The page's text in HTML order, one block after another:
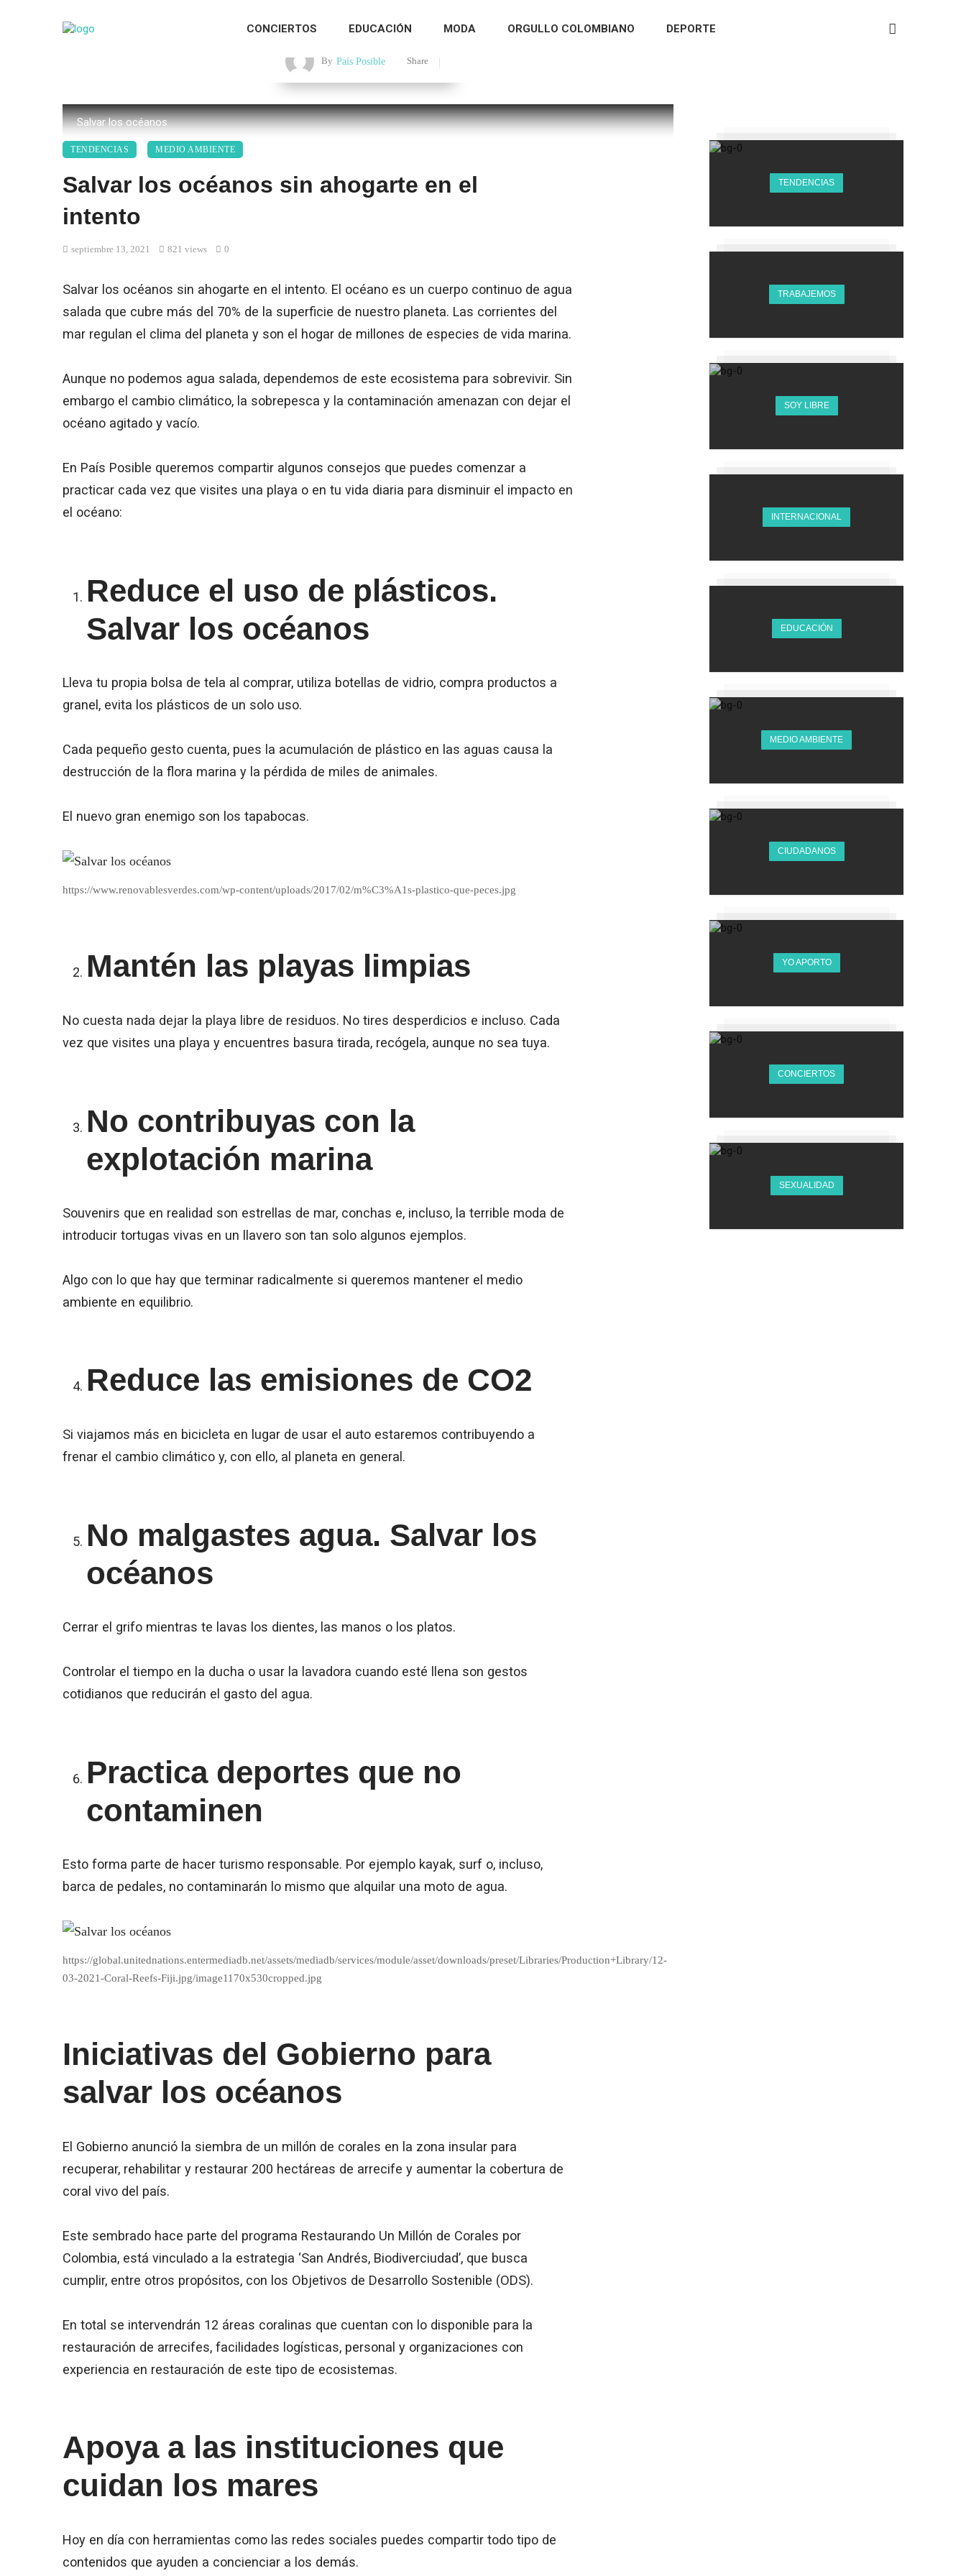
CONCIERTOS EDUCACIÓN MODA ORGULLO COLOMBIANO DEPORTE
Salvar los océanos
By País Posible Share
TENDENCIAS MEDIO AMBIENTE
Salvar los océanos sin ahogarte en el
intento
septiembre 13, 2021 821 views 0
Salvar los océanos sin ahogarte en el intento. El océano es un cuerpo continuo de agua
salada que cubre más del 70% de la superficie de nuestro planeta. Las corrientes del
mar regulan el clima del planeta y son el hogar de millones de especies de vida marina.
Aunque no podemos agua salada, dependemos de este ecosistema para sobrevivir. Sin
embargo el cambio climático, la sobrepesca y la contaminación amenazan con dejar el
océano agitado y vacío.
En País Posible queremos compartir algunos consejos que puedes comenzar a
practicar cada vez que visites una playa o en tu vida diaria para disminuir el impacto en
el océano:
Reduce el uso de plásticos.
Salvar los océanos
Lleva tu propia bolsa de tela al comprar, utiliza botellas de vidrio, compra productos a
granel, evita los plásticos de un solo uso.
Cada pequeño gesto cuenta, pues la acumulación de plástico en las aguas causa la
destrucción de la flora marina y la pérdida de miles de animales.
El nuevo gran enemigo son los tapabocas.
https://www.renovablesverdes.com/wp-content/uploads/2017/02/m%C3%A1s-plastico-que-peces.jpg
Mantén las playas limpias
No cuesta nada dejar la playa libre de residuos. No tires desperdicios e incluso. Cada
vez que visites una playa y encuentres basura tirada, recógela, aunque no sea tuya.
No contribuyas con la
explotación marina
Souvenirs que en realidad son estrellas de mar, conchas e, incluso, la terrible moda de
introducir tortugas vivas en un llavero son tan solo algunos ejemplos.
Algo con lo que hay que terminar radicalmente si queremos mantener el medio
ambiente en equilibrio.
Reduce las emisiones de CO2
Si viajamos más en bicicleta en lugar de usar el auto estaremos contribuyendo a
frenar el cambio climático y, con ello, al planeta en general.
No malgastes agua. Salvar los
océanos
Cerrar el grifo mientras te lavas los dientes, las manos o los platos.
Controlar el tiempo en la ducha o usar la lavadora cuando esté llena son gestos
cotidianos que reducirán el gasto del agua.
Practica deportes que no
contaminen
Esto forma parte de hacer turismo responsable. Por ejemplo kayak, surf o, incluso,
barca de pedales, no contaminarán lo mismo que alquilar una moto de agua.
https://global.unitednations.entermediadb.net/assets/mediadb/services/module/asset/downloads/preset/Libraries/Production+Library/12-
03-2021-Coral-Reefs-Fiji.jpg/image1170x530cropped.jpg
Iniciativas del Gobierno para
salvar los océanos
El Gobierno anunció la siembra de un millón de corales en la zona insular para
recuperar, rehabilitar y restaurar 200 hectáreas de arrecife y aumentar la cobertura de
coral vivo del país.
Este sembrado hace parte del programa Restaurando Un Millón de Corales por
Colombia, está vinculado a la estrategia ‘San Andrés, Biodiverciudad’, que busca
cumplir, entre otros propósitos, con los Objetivos de Desarrollo Sostenible (ODS).
En total se intervendrán 12 áreas coralinas que cuentan con lo disponible para la
restauración de arrecifes, facilidades logísticas, personal y organizaciones con
experiencia en restauración de este tipo de ecosistemas.
Apoya a las instituciones que
cuidan los mares
Hoy en día con herramientas como las redes sociales puedes compartir todo tipo de
contenidos que ayuden a concienciar a los demás.
TENDENCIAS
TRABAJEMOS
SOY LIBRE
INTERNACIONAL
EDUCACIÓN
MEDIO AMBIENTE
CIUDADANOS
YO APORTO
CONCIERTOS
SEXUALIDAD